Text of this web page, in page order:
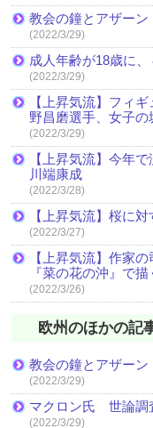
教会の鐘とアザー
(2022/3/29)
成人年齢が18歳に
(2022/3/29)
【上昇気流】フィ
野昌磨選手、女子
(2022/3/29)
【上昇気流】今年
川端康成
(2022/3/28)
【上昇気流】桜に
(2022/3/27)
【上昇気流】作家
『菜の花の沖』で描
(2022/3/26)
欧州のほかの記
教会の鐘とアザー
(2022/3/29)
マクロン氏 世論調
(2022/3/29)